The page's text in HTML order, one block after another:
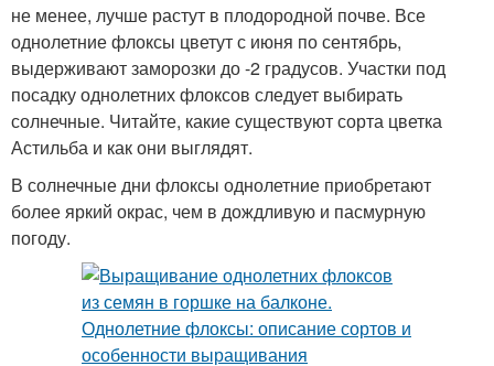
не менее, лучше растут в плодородной почве. Все
однолетние флоксы цветут с июня по сентябрь,
выдерживают заморозки до -2 градусов. Участки под
посадку однолетних флоксов следует выбирать
солнечные. Читайте, какие существуют сорта цветка
Астильба и как они выглядят.
В солнечные дни флоксы однолетние приобретают
более яркий окрас, чем в дождливую и пасмурную
погоду.